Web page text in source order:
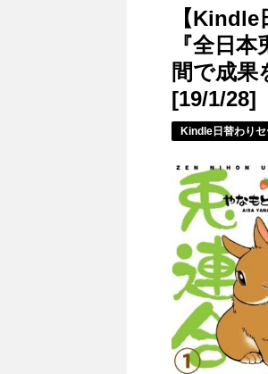
【
『全日
間で成果
[19/1/28]
Kindle日替わりセ